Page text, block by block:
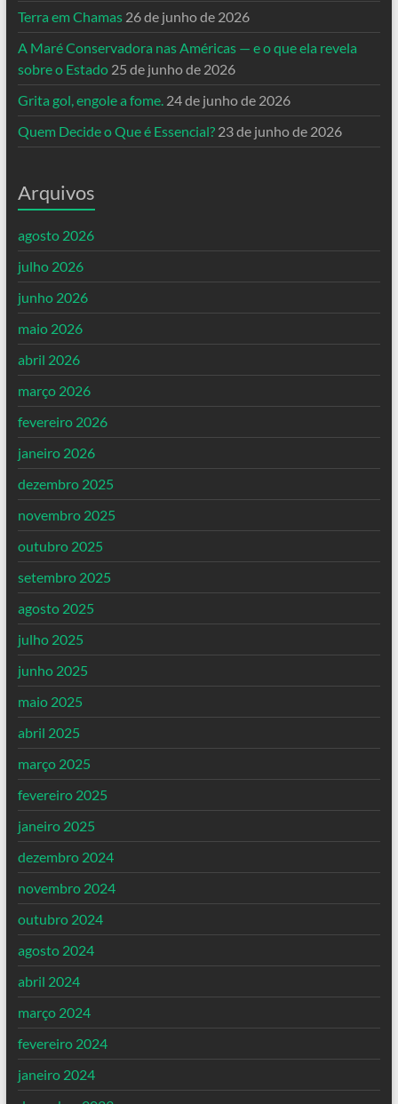
Terra em Chamas 26 de junho de 2026
A Maré Conservadora nas Américas — e o que ela revela
sobre o Estado 25 de junho de 2026
Grita gol, engole a fome. 24 de junho de 2026
Quem Decide o Que é Essencial? 23 de junho de 2026
Arquivos
agosto 2026
julho 2026
junho 2026
maio 2026
abril 2026
março 2026
fevereiro 2026
janeiro 2026
dezembro 2025
novembro 2025
outubro 2025
setembro 2025
agosto 2025
julho 2025
junho 2025
maio 2025
abril 2025
março 2025
fevereiro 2025
janeiro 2025
dezembro 2024
novembro 2024
outubro 2024
agosto 2024
abril 2024
março 2024
fevereiro 2024
janeiro 2024